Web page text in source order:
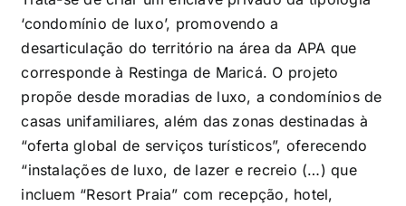
‘condomínio de luxo’, promovendo a
desarticulação do território na área da APA que
corresponde à Restinga de Maricá. O projeto
propõe desde moradias de luxo, a condomínios de
casas unifamiliares, além das zonas destinadas à
“oferta global de serviços turísticos”, oferecendo
“instalações de luxo, de lazer e recreio (…) que
incluem “Resort Praia” com recepção, hotel,